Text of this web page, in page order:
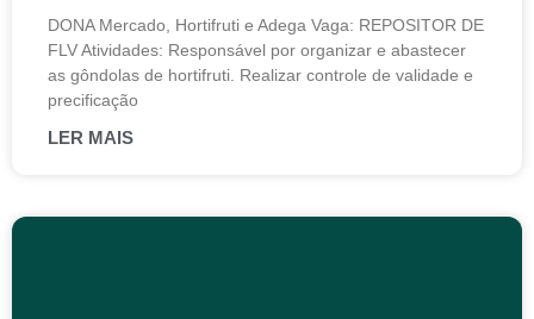
DONA Mercado, Hortifruti e Adega Vaga: REPOSITOR DE
FLV Atividades: Responsável por organizar e abastecer
as gôndolas de hortifruti. Realizar controle de validade e
precificação
LER MAIS